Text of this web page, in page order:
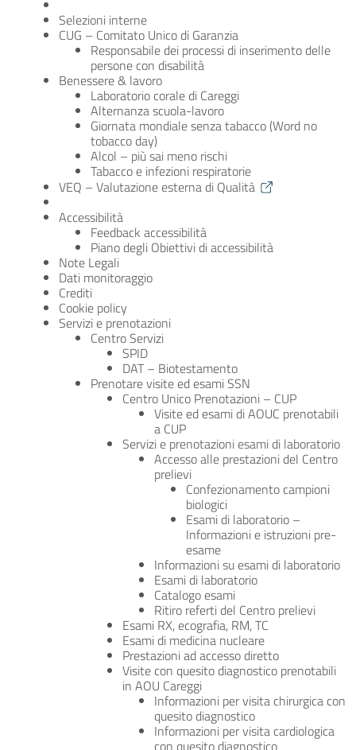
Selezioni interne
CUG – Comitato Unico di Garanzia
Responsabile dei processi di inserimento delle
persone con disabilità
Benessere & lavoro
Laboratorio corale di Careggi
Alternanza scuola-lavoro
Giornata mondiale senza tabacco (Word no
tobacco day)
Alcol – più sai meno rischi
Tabacco e infezioni respiratorie
VEQ – Valutazione esterna di Qualità
Accessibilità
Feedback accessibilità
Piano degli Obiettivi di accessibilità
Note Legali
Dati monitoraggio
Crediti
Cookie policy
Servizi e prenotazioni
Centro Servizi
SPID
DAT – Biotestamento
Prenotare visite ed esami SSN
Centro Unico Prenotazioni – CUP
Visite ed esami di AOUC prenotabili
a CUP
Servizi e prenotazioni esami di laboratorio
Accesso alle prestazioni del Centro
prelievi
Confezionamento campioni
biologici
Esami di laboratorio –
Informazioni e istruzioni pre-
esame
Informazioni su esami di laboratorio
Esami di laboratorio
Catalogo esami
Ritiro referti del Centro prelievi
Esami RX, ecografia, RM, TC
Esami di medicina nucleare
Prestazioni ad accesso diretto
Visite con quesito diagnostico prenotabili
in AOU Careggi
Informazioni per visita chirurgica con
quesito diagnostico
Informazioni per visita cardiologica
con quesito diagnostico